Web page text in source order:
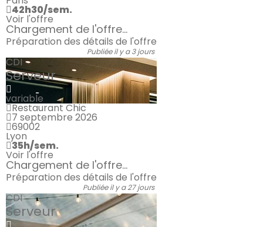
42h30/sem.
Voir l'offre
Chargement de l'offre...
Préparation des détails de l'offre
Publiée il y a 3 jours
CDI
Serveur
variable
Restaurant Chic
7 septembre 2026
69002
Lyon
35h/sem.
Voir l'offre
Chargement de l'offre...
Préparation des détails de l'offre
Publiée il y a 27 jours
CDI
Serveur